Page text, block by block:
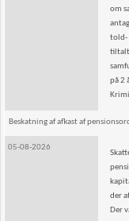
om
told-
på 2
Beskatning af afkast af
05-08-2026
der
Der